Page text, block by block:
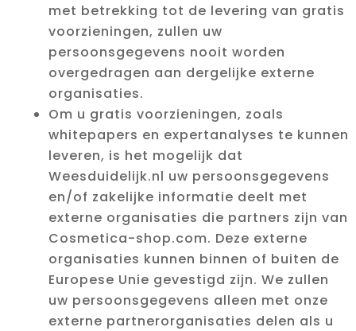
met betrekking tot de levering van gratis
voorzieningen, zullen uw
persoonsgegevens nooit worden
overgedragen aan dergelijke externe
organisaties.
Om u gratis voorzieningen, zoals
whitepapers en expertanalyses te kunnen
leveren, is het mogelijk dat
Weesduidelijk.nl uw persoonsgegevens
en/of zakelijke informatie deelt met
externe organisaties die partners zijn van
Cosmetica-shop.com. Deze externe
organisaties kunnen binnen of buiten de
Europese Unie gevestigd zijn. We zullen
uw persoonsgegevens alleen met onze
externe partnerorganisaties delen als u